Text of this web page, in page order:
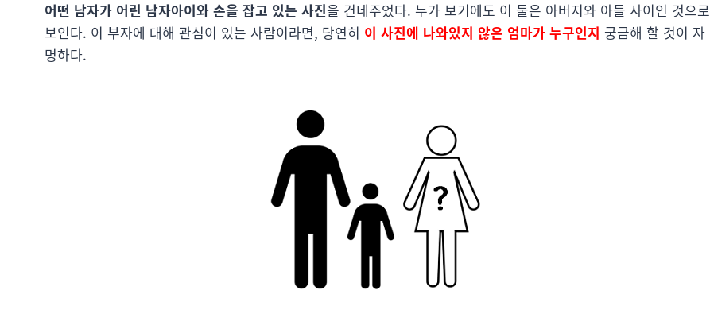
어떤 남자가 어린 남자아이와 손을 잡고 있는 사진을 건네주었다. 누가 보기에도 이 둘은 아버지와 아들 사이인 것으로
보인다. 이 부자에 대해 관심이 있는 사람이라면, 당연히 이 사진에 나와있지 않은 엄마가 누구인지 궁금해 할 것이 자
명하다.